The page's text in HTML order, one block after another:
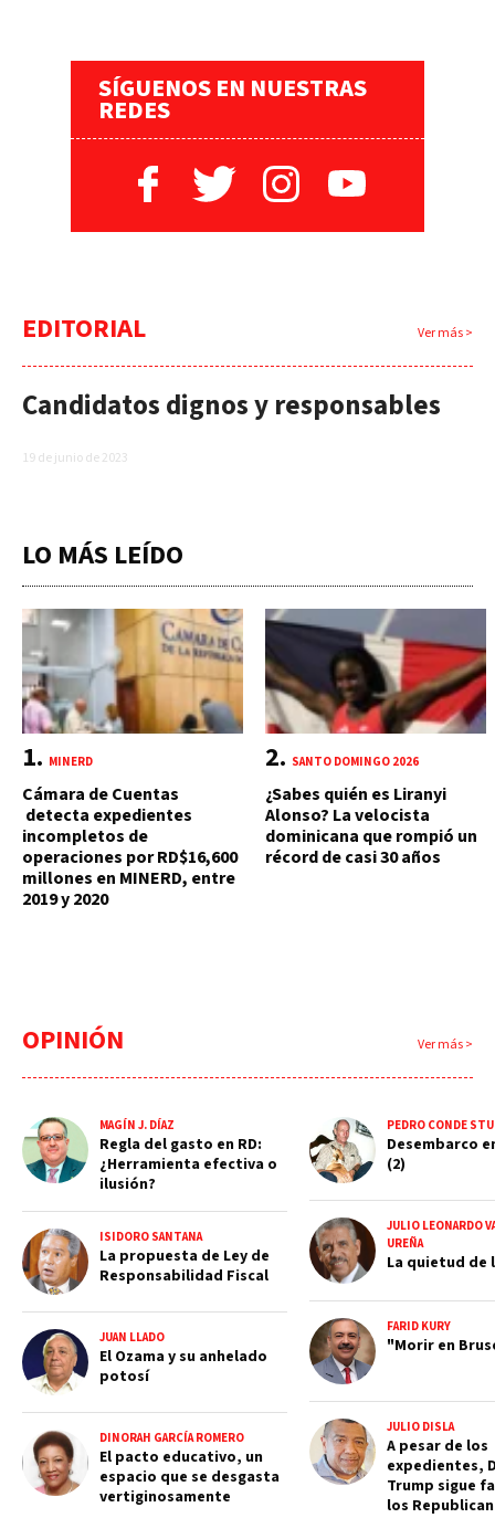
SÍGUENOS EN NUESTRAS
REDES
EDITORIAL Ver más >
Candidatos dignos y responsables
19 de junio de 2023
LO MÁS LEÍDO
MINERD
Cámara de Cuentas
detecta expedientes
incompletos de
operaciones por RD$16,600
millones en MINERD, entre
2019 y 2020
SANTO DOMINGO 2026
¿Sabes quién es Liranyi
Alonso? La velocista
dominicana que rompió un
récord de casi 30 años
OPINIÓN Ver más >
MAGÍN J. DÍAZ
Regla del gasto en RD:
¿Herramienta efectiva o
ilusión?
ISIDORO SANTANA
La propuesta de Ley de
Responsabilidad Fiscal
JUAN LLADO
El Ozama y su anhelado
potosí
DINORAH GARCÍA ROMERO
El pacto educativo, un
espacio que se desgasta
vertiginosamente
PEDRO CONDE
Desembarco
(2)
JULIO LEONARDO
UREÑA
La quietud de
FARID KURY
"Morir en
JULIO DISLA
A pesar de los
expedientes,
Trump sigue
los